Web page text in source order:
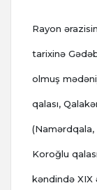
Rayon
tarixinə
olmuş
qalası,
(Namərdqala,
Koroğlu
kəndində XIX